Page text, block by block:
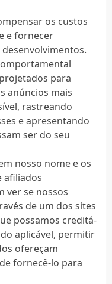
os custos
e fornecer
para
anúncios mais
rastreando
e apresentando
ser do seu
nosso nome e os
afiliados
ver se nossos
de um dos sites
possamos creditá-
aplicável, permitir
ofereçam
fornecê-lo para